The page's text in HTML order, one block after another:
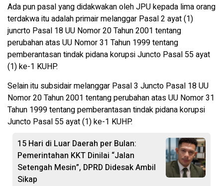
Ada pun pasal yang didakwakan oleh JPU kepada lima orang
terdakwa itu adalah primair melanggar Pasal 2 ayat (1)
juncrto Pasal 18 UU Nomor 20 Tahun 2001 tentang
perubahan atas UU Nomor 31 Tahun 1999 tentang
pemberantasan tindak pidana korupsi Juncto Pasal 55 ayat
(1) ke-1 KUHP.
Selain itu subsidair melanggar Pasal 3 Juncto Pasal 18 UU
Nomor 20 Tahun 2001 tentang perubahan atas UU Nomor 31
Tahun 1999 tentang pemberantasan tindak pidana korupsi
Juncto Pasal 55 ayat (1) ke-1 KUHP.
15 Hari di Luar Daerah per Bulan:
Pemerintahan KKT Dinilai “Jalan
Setengah Mesin”, DPRD Didesak Ambil
Sikap